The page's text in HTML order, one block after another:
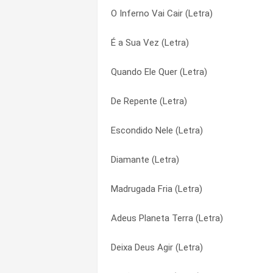
O Inferno Vai Cair (Letra)
É a Sua Vez (Letra)
Quando Ele Quer (Letra)
De Repente (Letra)
Escondido Nele (Letra)
Diamante (Letra)
Madrugada Fria (Letra)
Adeus Planeta Terra (Letra)
Deixa Deus Agir (Letra)
Glorifica (Letra)
Quando Ele Quer (Letra)
Escondido Nele (Letra)
Não Toque No Ungido (Letra)
Batalha do Arcanjo (Letra)
Sabor de Mel (Letra)
Milagre (Letra)
Apocalipse (Letra)
Quando Jesus Estendeu a Sua Mão
Diário de Um Vencedor (Letra)
Dono da Vida (Letra)
É a Sua Vez (Letra)
É Forte (Letra)
É Hora de Voltar (Letra)
É Incomparável (Letra)
É Só Cantar (Letra)
Ele é (Letra)
Ele é Santo (Letra)